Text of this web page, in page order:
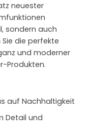
neuester
sondern auch
die perfekte
und moderner
Produkten.
auf Nachhaltigkeit
Detail und